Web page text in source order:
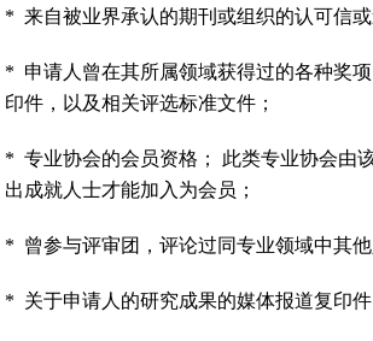
*来自被业界承认的期刊或组织的认可信或
* 申请人曾在其所属领域获得过的各种奖
印件，以及相关评选标准文件；
*专业协会的会员资格； 此类专业协会由
出成就人士才能加入为会员；
* 曾参与评审团，评论过同专业领域中其他
* 关于申请人的研究成果的媒体报道复印件